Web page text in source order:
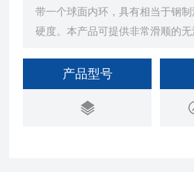
带一个球面内环，具有相当于钢
硬度。本产品可提供非常滑顺的
产品型号